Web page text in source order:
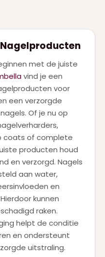
met de juiste
vind je een
voor
een verzorgde
Of je nu op
coats of complete
producten houd
en verzorgd. Nagels
aan water,
en
kunnen
raken.
helpt de conditie
en ondersteunt
uitstraling.